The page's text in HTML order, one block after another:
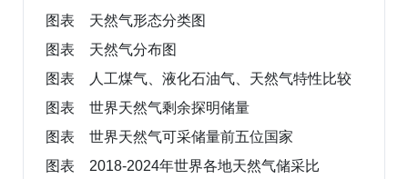
图表 天然气形态分类图
图表 天然气分布图
图表 人工煤气、液化石油气、天然气特性比较
图表 世界天然气剩余探明储量
图表 世界天然气可采储量前五位国家
图表 2018-2024年世界各地天然气储采比